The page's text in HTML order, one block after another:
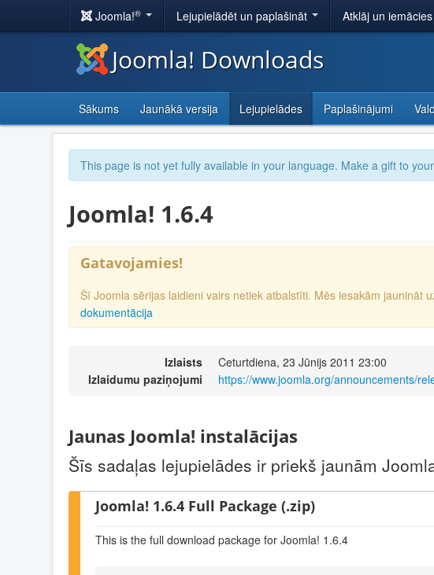
Joomla!® Lejupielādēt un paplašināt Atklāj un iemācies
Joomla! Downloads
Sākums Jaunākā versija Lejupielādes Paplašinājumi
This page is not yet fully available in your language. Make a gift to
Joomla! 1.6.4
Gatavojamies!
Šī Joomla sērijas laidieni vairs netiek atbalstīti. Mēs iesakām jaunināt
dokumentācija
Izlaists
Ceturtdiena, 23 Jūnijs 2011 23:00
Izlaidumu paziņojumi
https://www.joomla.org/announcements/
Jaunas Joomla! instalācijas
Šīs sadaļas lejupielādes ir priekš jaunām
Joomla! 1.6.4 Full Package (.zip)
This is the full download package for Joomla! 1.6.4